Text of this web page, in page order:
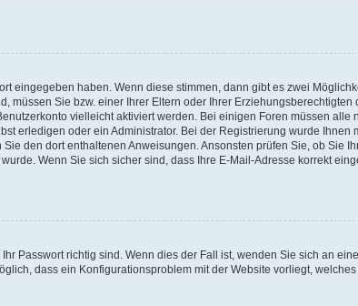
eingegeben haben. Wenn diese stimmen, dann gibt es zwei
müssen Sie bzw. einer Ihrer Eltern oder Ihrer Erziehungsberechtigten
vielleicht aktiviert werden. Bei einigen Foren müssen alle
erledigen oder ein Administrator. Bei der Registrierung wurde Ihnen
den dort enthaltenen Anweisungen. Ansonsten prüfen Sie, ob Sie
Wenn Sie sich sicher sind, dass Ihre E-Mail-Adresse korrekt
Passwort richtig sind. Wenn dies der Fall ist, wenden Sie sich an
dass ein Konfigurationsproblem mit der Website vorliegt, welches